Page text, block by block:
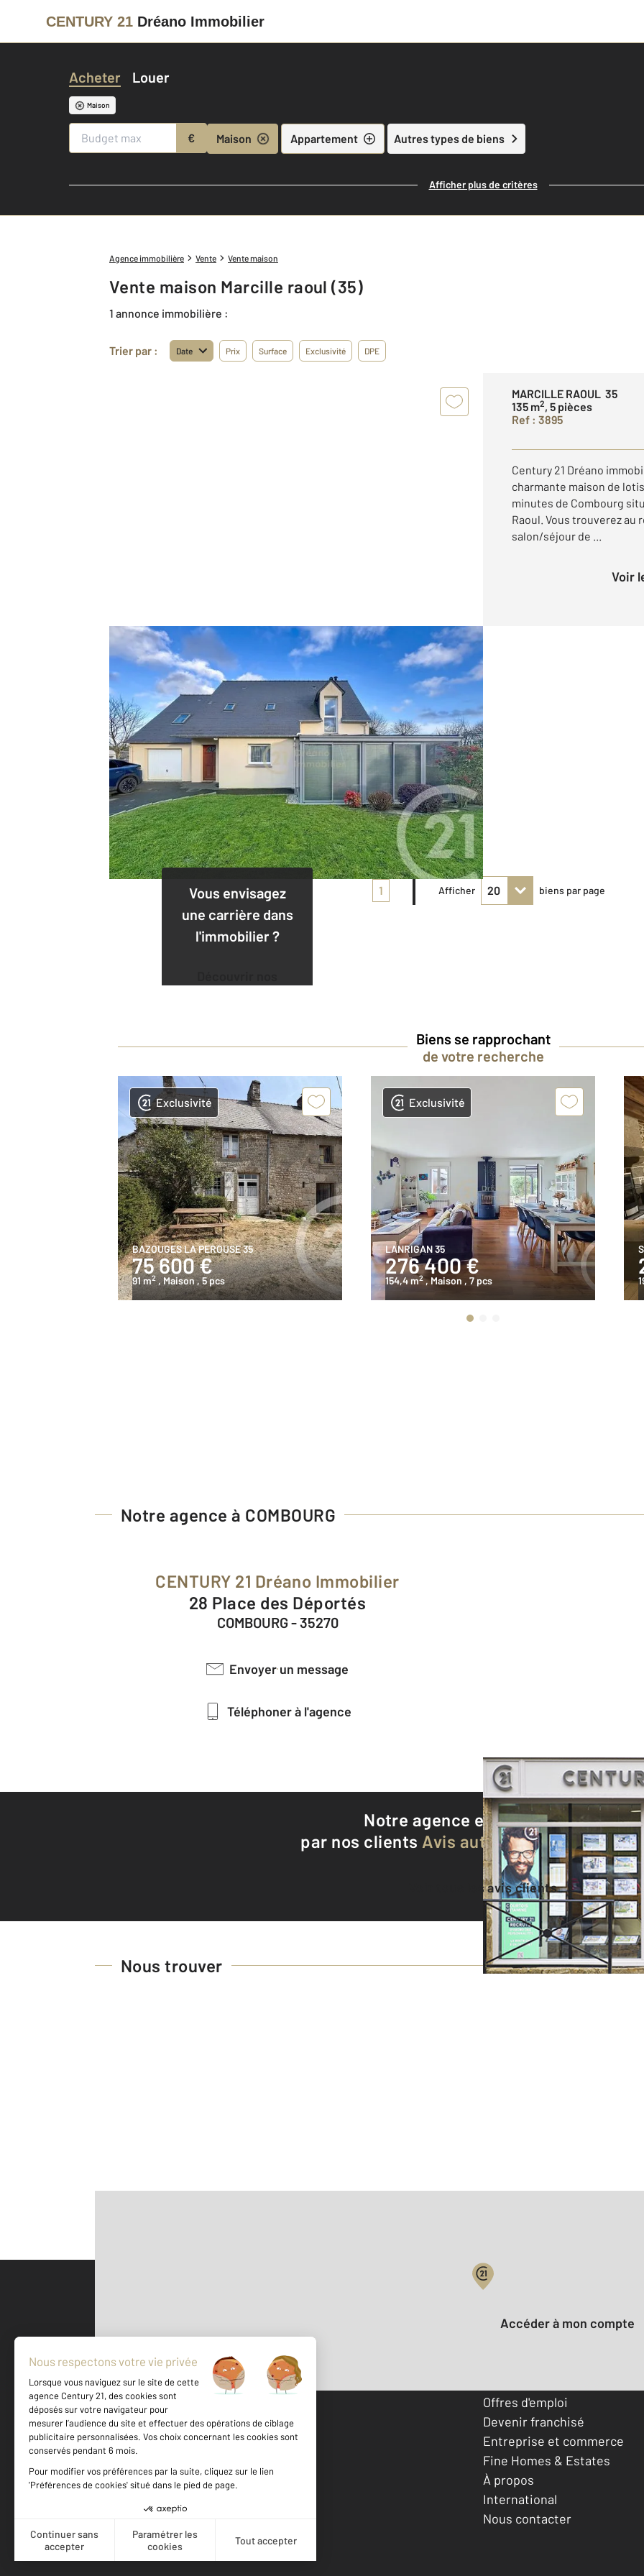
CENTURY 21 Dréano Immobilier
Acheter Louer
Maison
€ Maison Appartement Autres types de biens
Afficher plus de critères
Agence immobilière Vente Vente maison
Vente maison Marcille raoul (35)
1 annonce immobilière :
Trier par : Date Prix Surface Exclusivité DPE
MARCILLE RAOUL 35
135 m2, 5 pièces
Ref : 3895
Century 21 Dréano
charmante maison de
minutes de Combourg
Raoul. Vous trouverez au
salon/séjour de ...
Voir
Vous envisagez
une carrière dans
l'immobilier ?
1 Afficher biens par page
Biens se rapprochant
de votre recherche
Exclusivité
BAZOUGES LA PEROUSE 35
75 600 €
91 m2 , Maison, 5 pcs
Exclusivité
LANRIGAN 35
276 400 €
154,4 m2 , Maison , 7 pcs
Notre agence à COMBOURG
CENTURY 21 Dréano Immobilier
28 Place des Déportés
COMBOURG - 35270
Envoyer un message
Téléphoner à l'agence
Notre agence est notée8,9/10
par nos clients Avis authentifiés par
Voir tous les avis clients
Nous trouver
500 m ©Mappy
Votre compte :
Accéder à mon compte
Votre agence est notée
Achat
Location
Offres d'emploi
Devenir franchisé
Entreprise et commerce
Fine Homes & Estates
À propos
International
Nous contacter